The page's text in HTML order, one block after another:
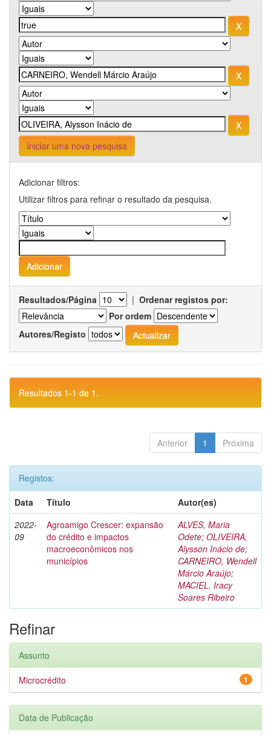
Iniciar uma nova pesquisa
Adicionar filtros:
Utilizar filtros para refinar o resultado da pesquisa.
Resultados/Página | Ordenar registos por:
Por ordem
Autores/Registo
Resultados 1-1 de 1.
Anterior 1 Próxima
Registos:
Data
Título
Autor(es)
2022-
09
Agroamigo Crescer: expansão
do crédito e impactos
macroeconômicos nos
municípios
ALVES, Maria
Odete; OLIVEIRA,
Alysson Inácio de;
CARNEIRO, Wendell
Márcio Araújo;
MACIEL, Iracy
Soares Ribeiro
Refinar
Assunto
1
Microcrédito
Data de Publicação